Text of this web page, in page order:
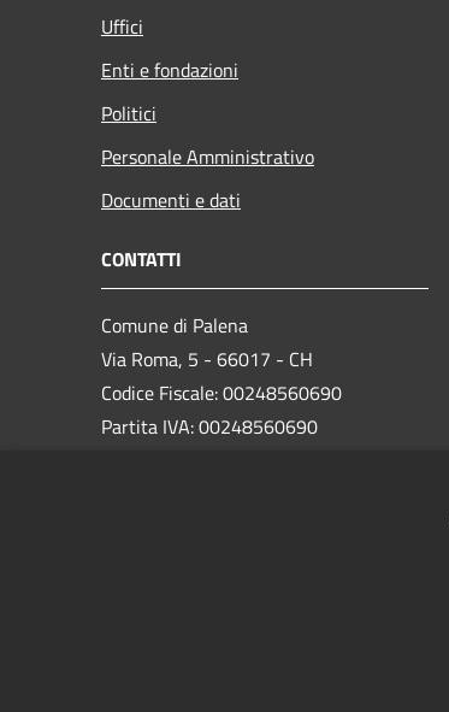
Uffici
Enti e fondazioni
Politici
Personale Amministrativo
Documenti e dati
CONTATTI
Comune di Palena
Via Roma, 5 - 66017 - CH
Codice Fiscale: 00248560690
Partita IVA: 00248560690